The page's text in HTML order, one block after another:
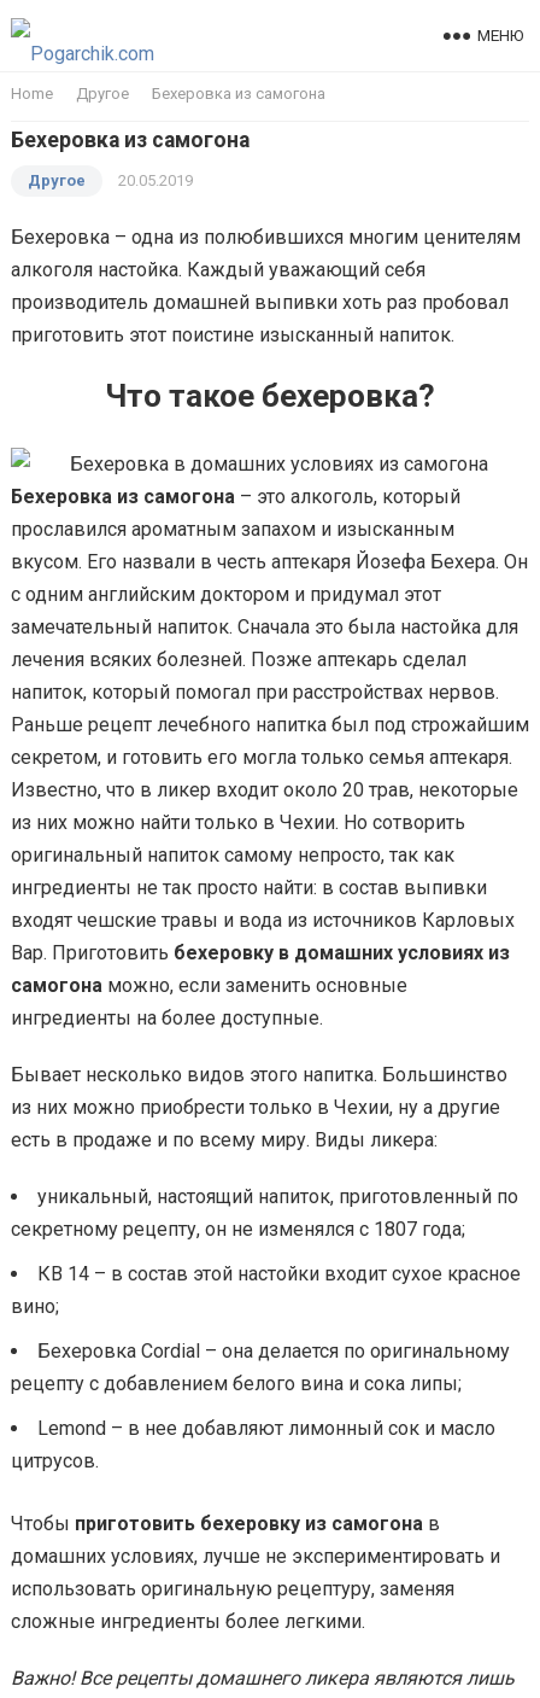
МЕНЮ
Home Другое Бехеровка из самогона
Бехеровка из самогона
Другое 20.05.2019
Бехеровка – одна из полюбившихся многим ценителям
алкоголя настойка. Каждый уважающий себя
производитель домашней выпивки хоть раз пробовал
приготовить этот поистине изысканный напиток.
Что такое бехеровка?
Бехеровка из самогона – это алкоголь, который
прославился ароматным запахом и изысканным
вкусом. Его назвали в честь аптекаря Йозефа Бехера. Он
с одним английским доктором и придумал этот
замечательный напиток. Сначала это была настойка для
лечения всяких болезней. Позже аптекарь сделал
напиток, который помогал при расстройствах нервов.
Раньше рецепт лечебного напитка был под строжайшим
секретом, и готовить его могла только семья аптекаря.
Известно, что в ликер входит около 20 трав, некоторые
из них можно найти только в Чехии. Но сотворить
оригинальный напиток самому непросто, так как
ингредиенты не так просто найти: в состав выпивки
входят чешские травы и вода из источников Карловых
Вар. Приготовить бехеровку в домашних условиях из
самогона можно, если заменить основные
ингредиенты на более доступные.
Бывает несколько видов этого напитка. Большинство
из них можно приобрести только в Чехии, ну а другие
есть в продаже и по всему миру. Виды ликера:
уникальный, настоящий напиток, приготовленный по
секретному рецепту, он не изменялся с 1807 года;
КВ 14 – в состав этой настойки входит сухое красное
вино;
Бехеровка Cordial – она делается по оригинальному
рецепту с добавлением белого вина и сока липы;
Lemond – в нее добавляют лимонный сок и масло
цитрусов.
Чтобы приготовить бехеровку из самогона в
домашних условиях, лучше не экспериментировать и
использовать оригинальную рецептуру, заменяя
сложные ингредиенты более легкими.
Важно! Все рецепты домашнего ликера являются лишь